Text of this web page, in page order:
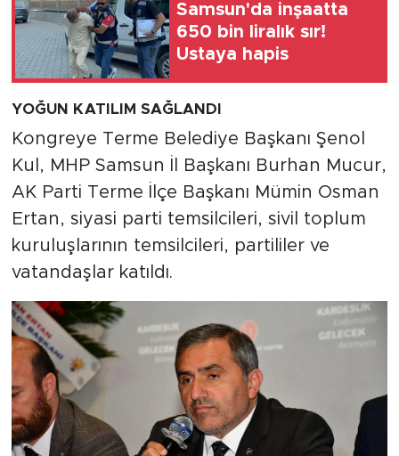
Samsun'da inşaatta
650 bin liralık sır!
Ustaya hapis
YOĞUN KATILIM SAĞLANDI
Kongreye Terme Belediye Başkanı Şenol
Kul, MHP Samsun İl Başkanı Burhan Mucur,
AK Parti Terme İlçe Başkanı Mümin Osman
Ertan, siyasi parti temsilcileri, sivil toplum
kuruluşlarının temsilcileri, partililer ve
vatandaşlar katıldı.